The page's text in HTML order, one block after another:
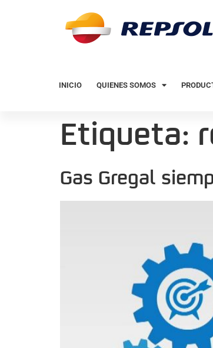
INICIO QUIENES SOMOS
Etiqueta:
Gas Gregal